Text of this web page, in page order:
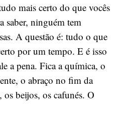
mais certo do que vocês
saber, ninguém tem
A questão é: tudo o que
por um tempo. E é isso
a pena. Fica a química, o
o abraço no fim da
os beijos, os cafunés. O